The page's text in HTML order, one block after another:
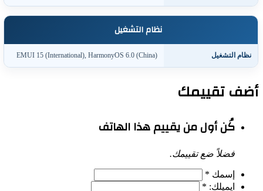
نظام التشغيل
التشغيل EMUI 15 (International), HarmonyOS 6.0 (China)
تقييمك
كُن أول من يقييم هذا الهاتف
فضلاً ضع تقييمك.
إسمك*
ايميلك:*